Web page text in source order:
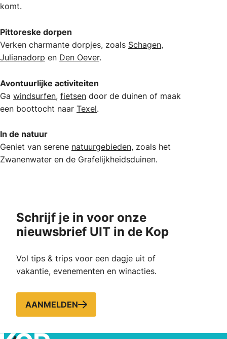
komt.
Pittoreske dorpen
Verken charmante dorpjes, zoals Schagen,
Julianadorp en Den Oever.
Avontuurlijke activiteiten
Ga windsurfen, fietsen door de duinen of maak
een boottocht naar Texel.
In de natuur
Geniet van serene natuurgebieden, zoals het
Zwanenwater en de Grafelijkheidsduinen.
Schrijf je in voor onze
nieuwsbrief UIT in de Kop
Vol tips & trips voor een dagje uit of
vakantie, evenementen en winacties.
AANMELDEN